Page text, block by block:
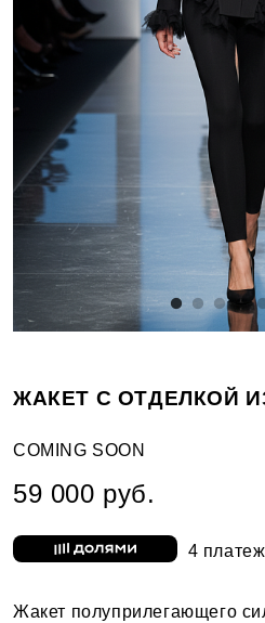
ЖАКЕТ С ОТДЕЛКОЙ
COMING SOON
59 000 руб.
4
Жакет полуприлегающего